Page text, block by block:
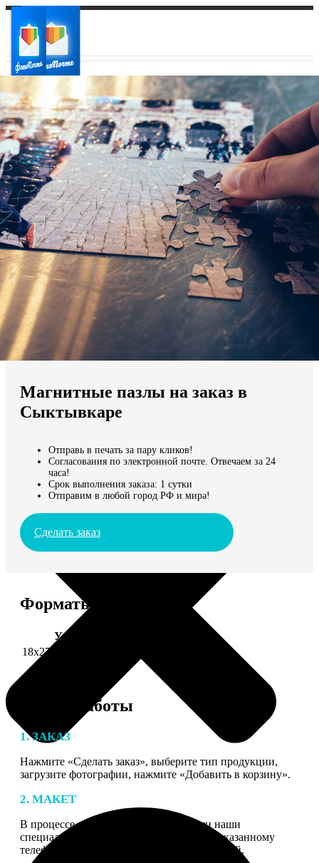
Ваш город:
Ваш регион доставки
Выберите из списка:
Мы доставляем по всему миру
Продолжить без города
Магнитные пазлы на заказ в
Сыктывкаре
Отправь в печать за пару кликов!
Согласования по электронной почте. Отвечаем за 24
часа!
Срок выполнения заказа: 1 сутки
Отправим в любой город РФ и мира!
Сделать заказ
Форматы и цены
Услуга
18х27 см 126 частей
Этапы работы
1. ЗАКАЗ
Нажмите «Сделать заказ», выберите тип продукции,
загрузите фотографии, нажмите «Добавить в корзину».
2. МАКЕТ
В процессе подготовки заказа к печати наши
специалисты могут связаться с Вами по указанному
телефону или email для согласования деталей.